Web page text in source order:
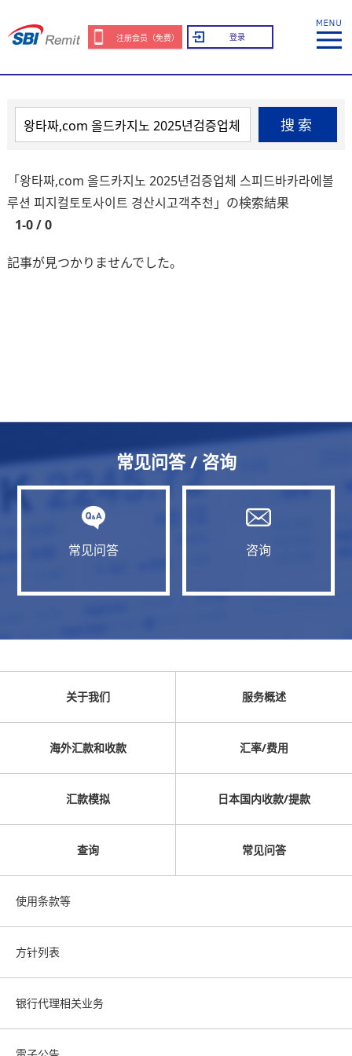
注册会员（免费） 登录
搜索
「왕타짜,com 올드카지노 2025년검증업체 스피드바카라에볼
루션 피지컬토토사이트 경산시고객추천」の検索結果
1-0 / 0
記事が見つかりませんでした。
常见问答 / 咨询
常见问答 咨询
关于我们 服务概述
海外汇款和收款 汇率/费用
汇款模拟 日本国内收款/提款
查询 常见问答
使用条款等
方针列表
银行代理相关业务